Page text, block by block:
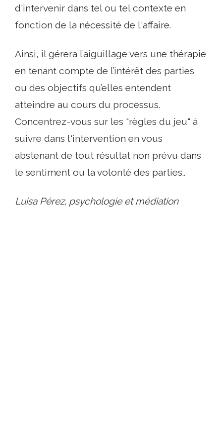
d'intervenir dans tel ou tel contexte en
fonction de la nécessité de l'affaire.
Ainsi, il gérera l’aiguillage vers une thérapie
en tenant compte de l’intérêt des parties
ou des objectifs qu’elles entendent
atteindre au cours du processus.
Concentrez-vous sur les "règles du jeu" à
suivre dans l'intervention en vous
abstenant de tout résultat non prévu dans
le sentiment ou la volonté des parties..
Luisa Pérez, psychologie et médiation